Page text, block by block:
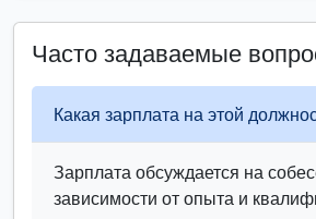
Часто задаваемые
Какая зарплата на этой
Зарплата обсуждается на
зависимости от опыта и